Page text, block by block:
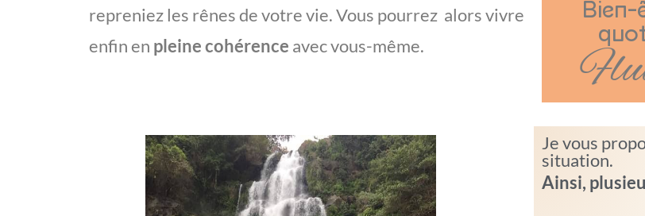
repreniez les rênes de votre vie. Vous pourrez alors vivre
enfin en pleine cohérence avec vous-même.
Bien-
Je vous
situation.
Ainsi,